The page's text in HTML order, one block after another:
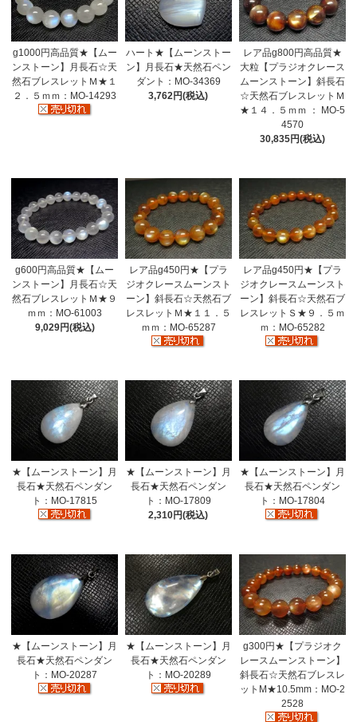
g1000円高品質★【ムー
ンストーン】月長石☆天
然石ブレスレットＭ★１
２．５ｍｍ：MO-14293
ハート★【ムーンストー
ン】月長石★天然石ペン
ダント：MO-34369
3,762円(税込)
レア品g800円高品質★
大粒【プラジオクレース
ムーンストーン】斜長石
☆天然石ブレスレットＭ
★１４．５ｍｍ ： MO-5
4570
30,835円(税込)
g600円高品質★【ムー
ンストーン】月長石☆天
然石ブレスレットＭ★９
ｍｍ：MO-61003
9,029円(税込)
レア品g450円★【プラ
ジオクレースムーンスト
ーン】斜長石☆天然石ブ
レスレットＭ★１１．５
ｍｍ：MO-65287
レア品g450円★【プラ
ジオクレースムーンスト
ーン】斜長石☆天然石ブ
レスレットＳ★９．５ｍ
ｍ：MO-65282
★【ムーンストーン】月
長石★天然石ペンダン
ト：MO-17815
★【ムーンストーン】月
長石★天然石ペンダン
ト：MO-17809
2,310円(税込)
★【ムーンストーン】月
長石★天然石ペンダン
ト：MO-17804
★【ムーンストーン】月
長石★天然石ペンダン
ト：MO-20287
★【ムーンストーン】月
長石★天然石ペンダン
ト：MO-20289
g300円★【プラジオク
レースムーンストーン】
斜長石☆天然石ブレスレ
ットM★10.5mm：MO-2
2528